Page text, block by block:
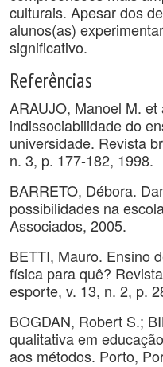
culturais. Apesar dos
alunos(as)
significativo.
Referências
ARAUJO, Manoel M.
indissociabilidade do
universidade. Revista
n. 3, p. 177-182, 1998.
BARRETO, Débora.
possibilidades na
Associados, 2005.
BETTI, Mauro. Ensino
física para quê?
esporte, v. 13, n. 2, p.
BOGDAN, Robert S.;
qualitativa em
aos métodos. Porto,